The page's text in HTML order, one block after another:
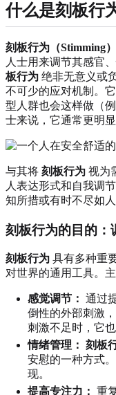
什么是刻板行
刻板行为（Stimming）
人士用来调节其感官
板行为 绝非无意义或
不可少的应对机制。
型人群也会这样做（
士来说，它通常更明
与其将 刻板行为 视为
人表达形式和自我调
知所措或有时不尽如
刻板行为的目的：
刻板行为 具有多种重
对世界的通用工具。
感觉调节： 通过
倒性的外部刺激
刺激不足时，它
情绪管理： 刻板
安慰的一种方式
现。
提高专注力： 重